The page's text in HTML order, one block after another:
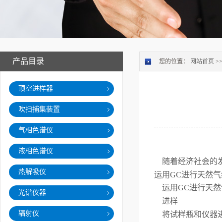
产品目录
顶空进样器
吹扫捕集装置
气相色谱仪
液相色谱仪
热解吸仪
光谱仪器
辐射仪
您的位置： 网站首页
随着经济社会的
运用GC进行天然
运用GC进行天
进样
将试样瓶和仪器